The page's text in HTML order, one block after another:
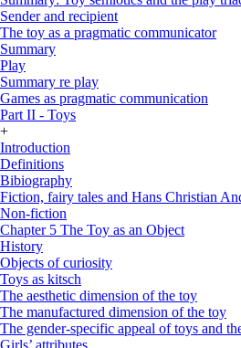
Sender and recipient
The toy as a pragmatic communicator
Summary
Play
Summary re play
Games as pragmatic communication
Part II - Toys
+
Introduction
Definitions
Bibiography
Fiction, fairy tales and Hans Christian
Non-fiction
Chapter 5 The Toy as an Object
History
Objects of curiosity
Toys as kitsch
The aesthetic dimension of the toy
The manufactured dimension of the toy
The gender-specific appeal of toys and
Girls’ attributes